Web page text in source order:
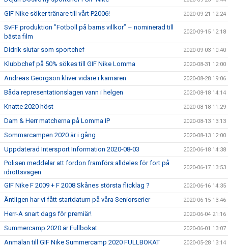
GIF Nike söker tränare till vårt P2006! 2020-09-21 12:24
SvFF produktion ”Fotboll på barns villkor” – nominerad till
bästa film
2020-09-15 12:18
Didrik slutar som sportchef 2020-09-03 10:40
Klubbchef på 50% sökes till GIF Nike Lomma 2020-08-31 12:00
Andreas Georgson kliver vidare i karriären 2020-08-28 19:06
Båda representationslagen vann i helgen 2020-08-18 14:14
Knatte 2020 höst 2020-08-18 11:29
Dam & Herr matcherna på Lomma IP 2020-08-13 13:13
Sommarcampen 2020 är i gång 2020-08-13 12:00
Uppdaterad Intersport Information 2020-08-03 2020-06-18 14:38
Polisen meddelar att fordon framförs alldeles för fort på
idrottsvägen
2020-06-17 13:53
GIF Nike F 2009 + F 2008 Skånes största flicklag ? 2020-06-16 14:35
Äntligen har vi fått startdatum på våra Seniorserier 2020-06-15 13:46
Herr-A snart dags för premiär! 2020-06-04 21:16
Summercamp 2020 är Fullbokat. 2020-06-01 13:07
Anmälan till GIF Nike Summercamp 2020 FULLBOKAT 2020-05-28 13:14